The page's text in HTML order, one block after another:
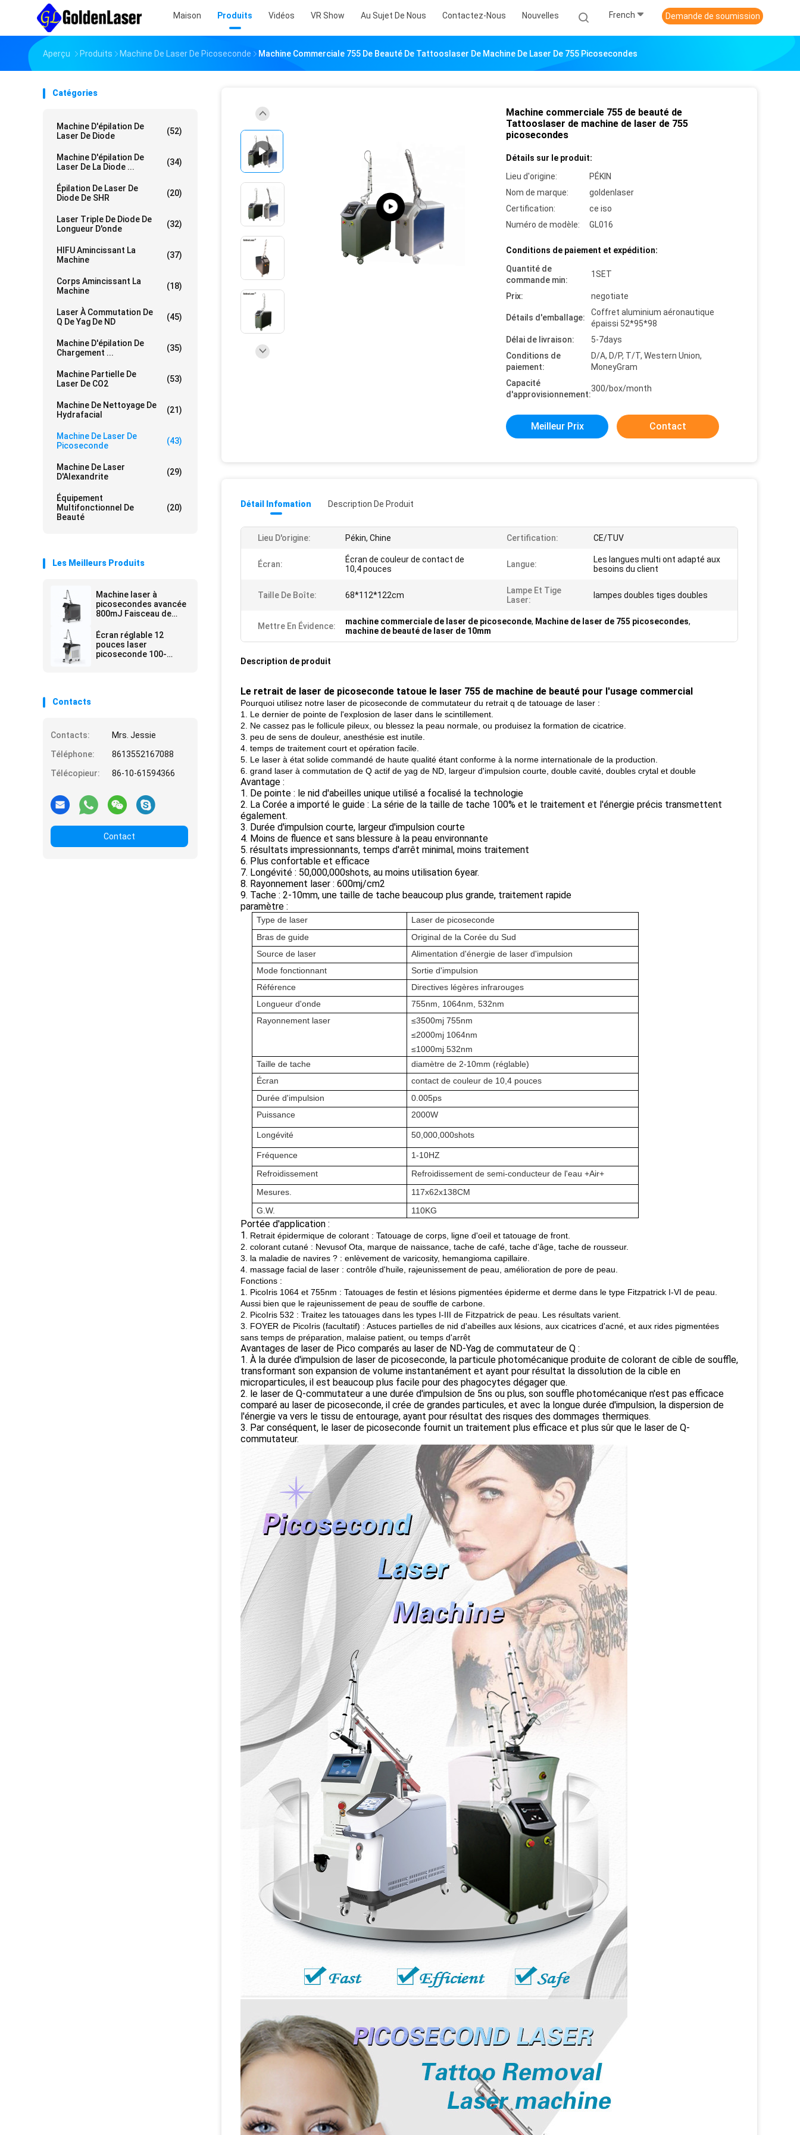
Maison Produits Vidéos VR Show Au Sujet De Nous Contactez-Nous Nouvelles French Demande de soumission
Aperçu Produits Machine De Laser De Picoseconde Machine Commerciale 755 De Beauté De Tattooslaser De Machine De Laser De 755 Picosecondes
Catégories
Machine D'épilation De
Laser De Diode
(52)
Machine D'épilation De
Laser De La Diode ...
(34)
Épilation De Laser De
Diode De SHR
(20)
Laser Triple De Diode De
Longueur D'onde
(32)
HIFU Amincissant La
Machine
(37)
Corps Amincissant La
Machine
(18)
Laser À Commutation De
Q De Yag De ND
(45)
Machine D'épilation De
Chargement ...
(35)
Machine Partielle De
Laser De CO2
(53)
Machine De Nettoyage De
Hydrafacial
(21)
Machine De Laser De
Picoseconde
(43)
Machine De Laser
D'Alexandrite
(29)
Équipement
Multifonctionnel De
Beauté
(20)
Les Meilleurs Produits
Machine laser à
picosecondes avancée
800mJ Faisceau de
d'énergie
Écran réglable 12
pouces laser
picoseconde 100-
Contacts
Contacts:
Mrs. Jessie
Téléphone:
8613552167088
Télécopieur:
86-10-61594366
Contact
Machine commerciale 755 de beauté de
Tattooslaser de machine de laser de 755
picosecondes
Détails sur le produit:
Lieu d'origine:
PÉKIN
Nom de marque:
goldenlaser
Certification:
ce iso
Numéro de modèle:
GL016
Conditions de paiement et expédition:
Quantité de
commande min:
1SET
Prix: negotiate
Détails d'emballage:
Coffret aluminium aéronautique
épaissi 52*95*98
Délai de livraison:
5-7days
Conditions de
paiement:
D/A, D/P, T/T, Western Union,
MoneyGram
Capacité
d'approvisionnement:
300/box/month
Meilleur Prix Contact
Détail Infomation Description De Produit
Lieu D'origine: Pékin, Chine Certification: CE/TUV
Écran:
Écran de couleur de contact de
10,4 pouces
Langue:
Les langues multi ont adapté aux
besoins du client
Taille De Boîte: 68*112*122cm
Lampe Et Tige
Laser:
lampes doubles tiges doubles
Mettre En Évidence: machine commerciale de laser de picoseconde, Machine de laser de 755 picosecondes,
machine de beauté de laser de 10mm
Description de produit
Le retrait de laser de picoseconde tatoue le laser 755 de machine de beauté pour l'usage commercial
Pourquoi utilisez notre laser de picoseconde de commutateur du retrait q de tatouage de laser :
1. Le dernier de pointe de l'explosion de laser dans le scintillement.
2. Ne cassez pas le follicule pileux, ou blessez la peau normale, ou produisez la formation de cicatrice.
3. peu de sens de douleur, anesthésie est inutile.
4. temps de traitement court et opération facile.
5. Le laser à état solide commandé de haute qualité étant conforme à la norme internationale de la production.
6. grand laser à commutation de Q actif de yag de ND, largeur d'impulsion courte, double cavité, doubles crytal et double
Avantage :
1. De pointe : le nid d'abeilles unique utilisé a focalisé la technologie
2. La Corée a importé le guide : La série de la taille de tache 100% et le traitement et l'énergie précis transmettent
également.
3. Durée d'impulsion courte, largeur d'impulsion courte
4. Moins de fluence et sans blessure à la peau environnante
5. résultats impressionnants, temps d'arrêt minimal, moins traitement
6. Plus confortable et efficace
7. Longévité : 50,000,000shots, au moins utilisation 6year.
8. Rayonnement laser : 600mj/cm2
9. Tache : 2-10mm, une taille de tache beaucoup plus grande, traitement rapide
paramètre :
Type de laser
Laser de picoseconde
Bras de guide
Original de la Corée du Sud
Source de laser
Alimentation d'énergie de laser d'impulsion
Mode fonctionnant
Sortie d'impulsion
Référence
Directives légères infrarouges
Longueur d'onde
755nm, 1064nm, 532nm
Rayonnement laser
≤3500mj 755nm
≤2000mj 1064nm
≤1000mj 532nm
Taille de tache
diamètre de 2-10mm (réglable)
Écran
contact de couleur de 10,4 pouces
Durée d'impulsion
0.005ps
Puissance
2000W
Longévité 50,000,000shots
Fréquence
1-10HZ
Refroidissement
Refroidissement de semi-conducteur de l'eau +Air+
Mesures.
117x62x138CM
G.W.
110KG
Portée d'application :
1. Retrait épidermique de colorant : Tatouage de corps, ligne d'oeil et tatouage de front.
2. colorant cutané : Nevusof Ota, marque de naissance, tache de café, tache d'âge, tache de rousseur.
3. la maladie de navires ? : enlèvement de varicosity, hemangioma capillaire.
4. massage facial de laser : contrôle d'huile, rajeunissement de peau, amélioration de pore de peau.
Fonctions :
1. PicoIris 1064 et 755nm : Tatouages de festin et lésions pigmentées épiderme et derme dans le type Fitzpatrick I-VI de peau.
Aussi bien que le rajeunissement de peau de souffle de carbone.
2. PicoIris 532 : Traitez les tatouages dans les types I-III de Fitzpatrick de peau. Les résultats varient.
3. FOYER de PicoIris (facultatif) : Astuces partielles de nid d'abeilles aux lésions, aux cicatrices d'acné, et aux rides pigmentées
sans temps de préparation, malaise patient, ou temps d'arrêt
Avantages de laser de Pico comparés au laser de ND-Yag de commutateur de Q :
1. À la durée d'impulsion de laser de picoseconde, la particule photomécanique produite de colorant de cible de souffle,
transformant son expansion de volume instantanément et ayant pour résultat la dissolution de la cible en
microparticules, il est beaucoup plus facile pour des phagocytes dégager que.
2. le laser de Q-commutateur a une durée d'impulsion de 5ns ou plus, son souffle photomécanique n'est pas efficace
comparé au laser de picoseconde, il crée de grandes particules, et avec la longue durée d'impulsion, la dispersion de
l'énergie va vers le tissu de entourage, ayant pour résultat des risques des dommages thermiques.
3. Par conséquent, le laser de picoseconde fournit un traitement plus efficace et plus sûr que le laser de Q-
commutateur.